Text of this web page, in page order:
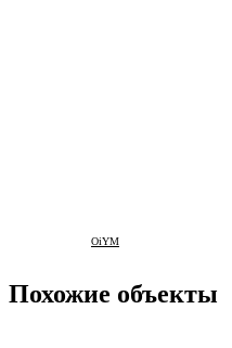
OiYM
Похожие объекты